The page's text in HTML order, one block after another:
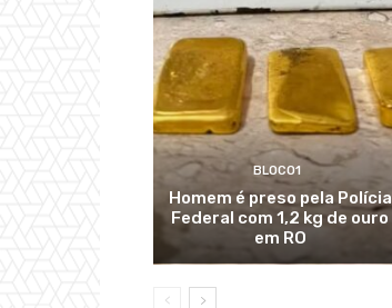
BLOCO1
Homem é preso pela Polícia
Federal com 1,2 kg de ouro
em RO